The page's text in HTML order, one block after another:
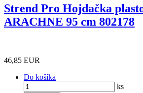
Strend Pro Hojdačka
ARACHNE 95 cm 802178
46,85 EUR
Do košíka
ks